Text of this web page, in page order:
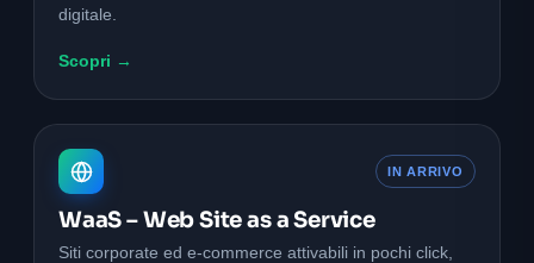
digitale.
Scopri →
IN ARRIVO
WaaS – Web Site as a Service
Siti corporate ed e-commerce attivabili in pochi click,